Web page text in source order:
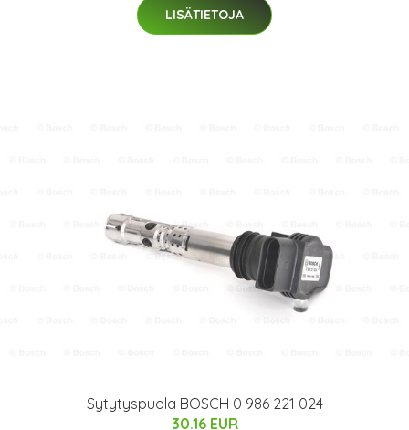
LISÄTIETOJA
Sytytyspuola BOSCH 0 986 221 024
30.16 EUR